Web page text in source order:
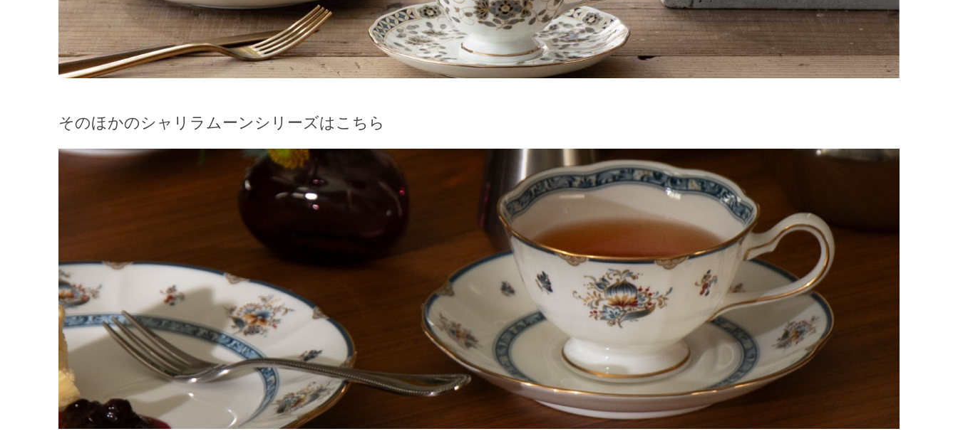
そのほかのシャリラムーンシリーズはこちら